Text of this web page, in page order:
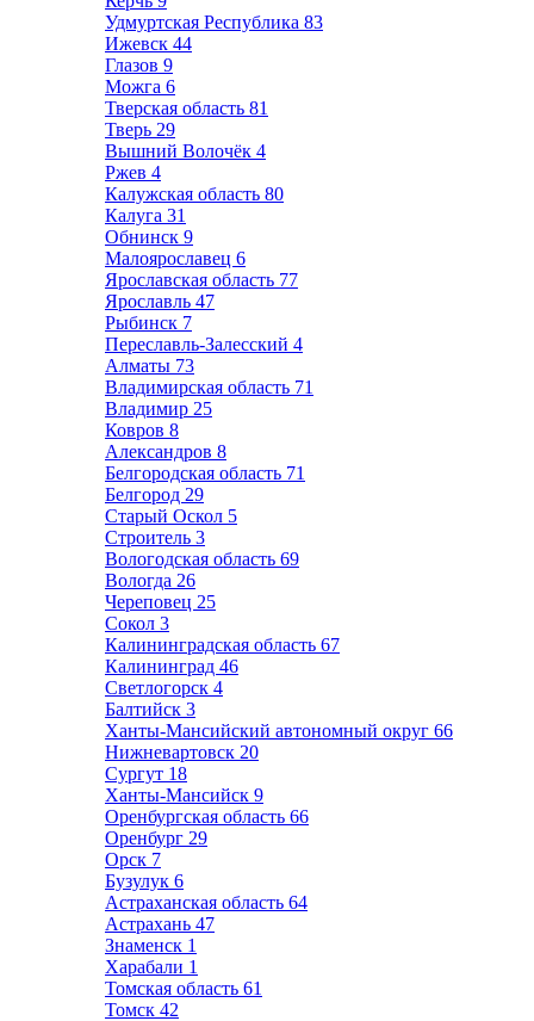
Удмуртская Республика 83
Ижевск 44
Глазов 9
Можга 6
Тверская область 81
Тверь 29
Вышний Волочёк 4
Ржев 4
Калужская область 80
Калуга 31
Обнинск 9
Малоярославец 6
Ярославская область 77
Ярославль 47
Рыбинск 7
Переславль-Залесский 4
Алматы 73
Владимирская область 71
Владимир 25
Ковров 8
Александров 8
Белгородская область 71
Белгород 29
Старый Оскол 5
Строитель 3
Вологодская область 69
Вологда 26
Череповец 25
Сокол 3
Калининградская область 67
Калининград 46
Светлогорск 4
Балтийск 3
Ханты-Мансийский автономный округ 66
Нижневартовск 20
Сургут 18
Ханты-Мансийск 9
Оренбургская область 66
Оренбург 29
Орск 7
Бузулук 6
Астраханская область 64
Астрахань 47
Знаменск 1
Харабали 1
Томская область 61
Томск 42